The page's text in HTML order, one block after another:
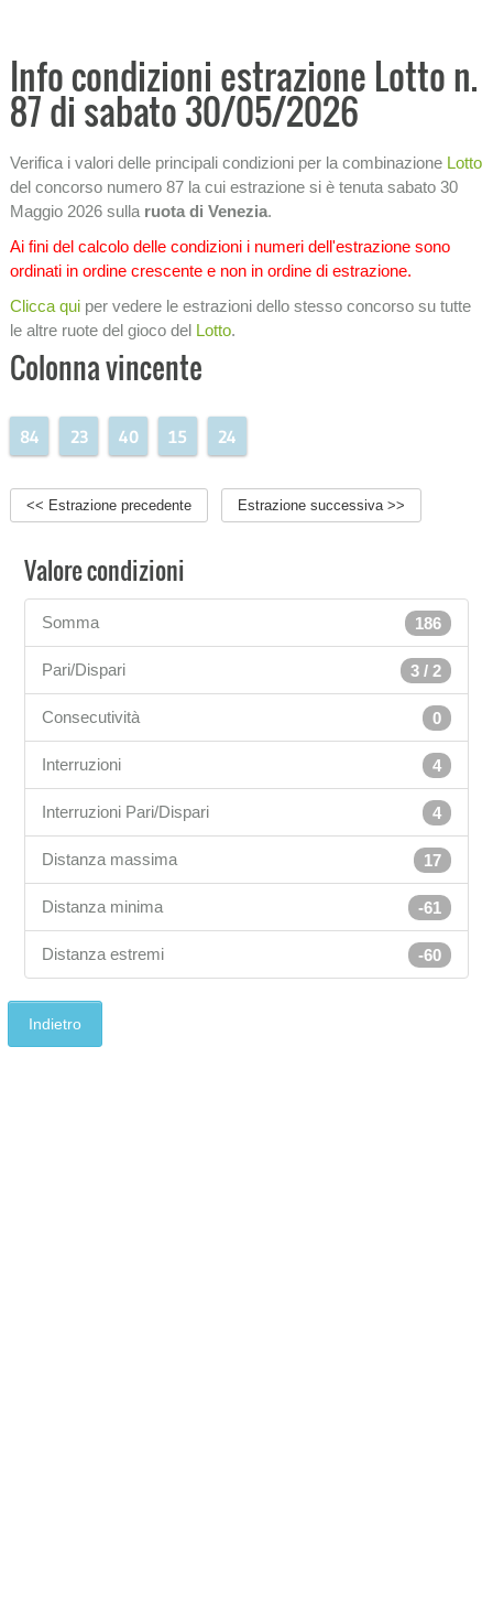
STATISTICHE −
SIMBOLOTTO
INFORMAZIONI SULLA LOTTERIA
Info condizioni estrazione Lotto n.
87 di sabato 30/05/2026
Verifica i valori delle principali condizioni per la combinazione Lotto
del concorso numero 87 la cui estrazione si è tenuta sabato 30
Maggio 2026 sulla ruota di Venezia.
Ai fini del calcolo delle condizioni i numeri dell'estrazione sono
ordinati in ordine crescente e non in ordine di estrazione.
Clicca qui per vedere le estrazioni dello stesso concorso su tutte
le altre ruote del gioco del Lotto.
Colonna vincente
84 23 40 15 24
<< Estrazione precedente Estrazione successiva >>
Valore condizioni
186
Somma
3 / 2
Pari/Dispari
0
Consecutività
4
Interruzioni
4
Interruzioni Pari/Dispari
17
Distanza massima
-61
Distanza minima
-60
Distanza estremi